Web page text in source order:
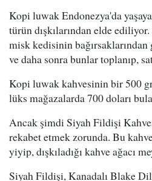
Kopi luwak Endonezya'da
türün dışkılarından elde
misk kedisinin
ve daha sonra bunlar toplanıp,
Kopi luwak kahvesinin bir 500
lüks mağazalarda 700 doları
Ancak şimdi Siyah Fildişi
rekabet etmek zorunda. Bu
yiyip, dışkıladığı kahve ağacı
Siyah Fildişi, Kanadalı Blake